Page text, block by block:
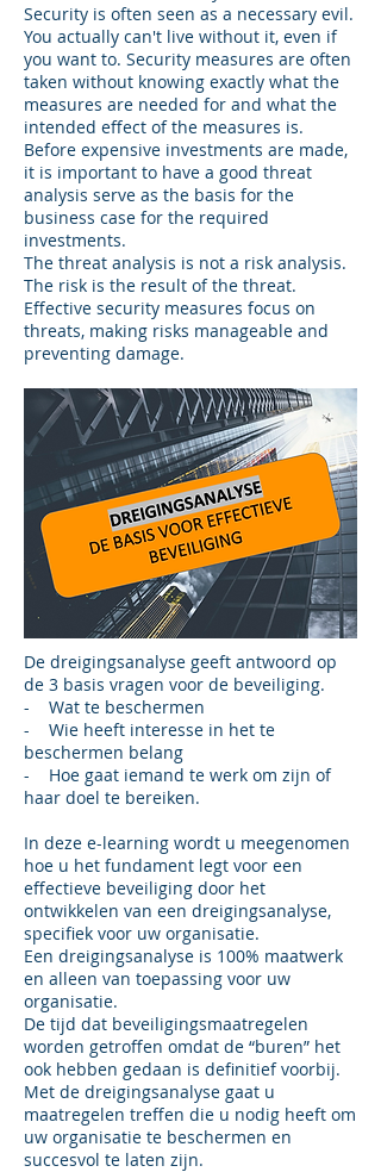
Security is often seen as a necessary evil.
You actually can't live without it, even if
you want to. Security measures are often
taken without knowing exactly what the
measures are needed for and what the
intended effect of the measures is.
Before expensive investments are made,
it is important to have a good threat
analysis serve as the basis for the
business case for the required
investments.
The threat analysis is not a risk analysis.
The risk is the result of the threat.
Effective security measures focus on
threats, making risks manageable and
preventing damage.
De dreigingsanalyse geeft antwoord op
de 3 basis vragen voor de beveiliging.
- Wat te beschermen
- Wie heeft interesse in het te
beschermen belang
- Hoe gaat iemand te werk om zijn of
haar doel te bereiken.
In deze e-learning wordt u meegenomen
hoe u het fundament legt voor een
effectieve beveiliging door het
ontwikkelen van een dreigingsanalyse,
specifiek voor uw organisatie.
Een dreigingsanalyse is 100% maatwerk
en alleen van toepassing voor uw
organisatie.
De tijd dat beveiligingsmaatregelen
worden getroffen omdat de “buren” het
ook hebben gedaan is definitief voorbij.
Met de dreigingsanalyse gaat u
maatregelen treffen die u nodig heeft om
uw organisatie te beschermen en
succesvol te laten zijn.